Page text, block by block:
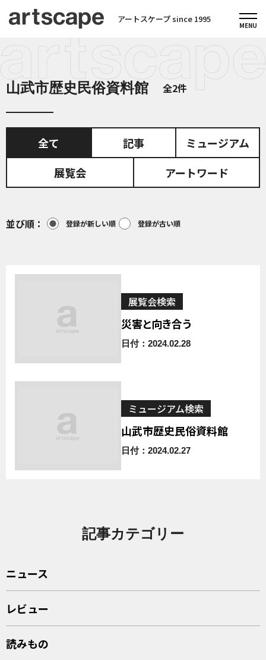
アートスケープ since 1995
山武市歴史民俗資料館 全2件
全て 記事
ミュージアム
展覧会
アートワード
並び順 登録が新しい順 登録が古い順
展覧会検索
災害と向き合う
日付：2024.02.28
ミュージアム検索
山武市歴史民俗資料館
日付：2024.02.27
記事カテゴリー
ニュース
レビュー
読みもの